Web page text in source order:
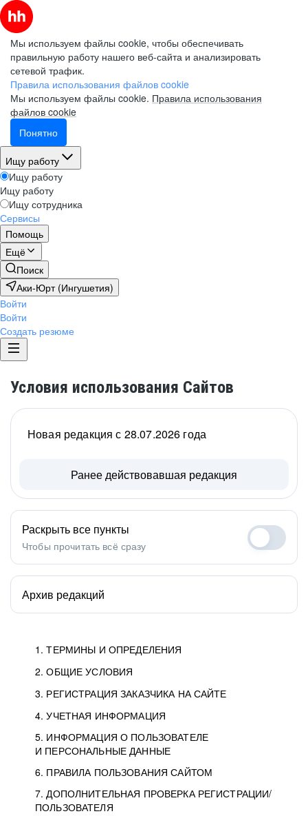
Мы используем файлы cookie, чтобы обеспечивать
правильную работу нашего веб-сайта и анализировать
сетевой трафик.
Правила использования файлов cookie
Мы используем файлы cookie. Правила использования
файлов cookie
Понятно
Ищу работу
Ищу работу
Ищу работу
Ищу сотрудника
Сервисы
Помощь
Ещё
Поиск
Аки-Юрт (Ингушетия)
Войти
Войти
Создать резюме
Условия использования Сайтов
1. ТЕРМИНЫ И ОПРЕДЕЛЕНИЯ
2. ОБЩИЕ УСЛОВИЯ
3. РЕГИСТРАЦИЯ ЗАКАЗЧИКА НА САЙТЕ
4. УЧЕТНАЯ ИНФОРМАЦИЯ
5. ИНФОРМАЦИЯ О ПОЛЬЗОВАТЕЛЕ
И ПЕРСОНАЛЬНЫЕ ДАННЫЕ
6. ПРАВИЛА ПОЛЬЗОВАНИЯ САЙТОМ
7. ДОПОЛНИТЕЛЬНАЯ ПРОВЕРКА РЕГИСТРАЦИИ/
ПОЛЬЗОВАТЕЛЯ
Новая редакция с 28.07.2026 года
Ранее действовавшая редакция
Раскрыть все пункты
Чтобы прочитать всё сразу
Архив редакций